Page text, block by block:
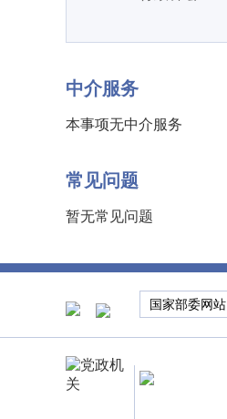
中介服务
本事项无中介服务
常见问题
暂无常见问题
国家部委网站